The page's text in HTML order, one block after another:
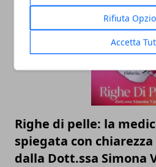
Rifiuta
Accetta
Righe di pelle: la
spiegata con
dalla Dott.ssa Simona